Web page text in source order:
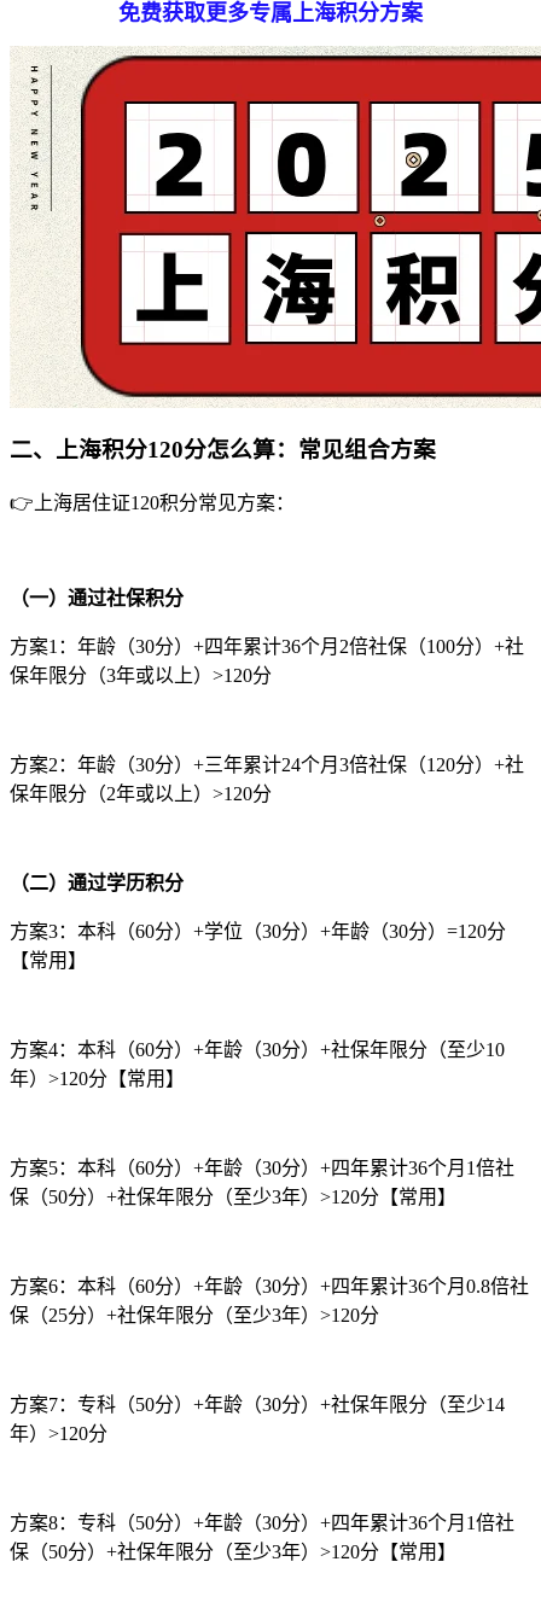
免费获取更多专属上海积分方案
二、上海积分120分怎么算：常见组合方案
👉上海居住证120积分常见方案：
（一）通过社保积分
方案1：年龄（30分）+四年累计36个月2倍社保（100分）+社
保年限分（3年或以上）>120分
方案2：年龄（30分）+三年累计24个月3倍社保（120分）+社
保年限分（2年或以上）>120分
（二）通过学历积分
方案3：本科（60分）+学位（30分）+年龄（30分）=120分
【常用】
方案4：本科（60分）+年龄（30分）+社保年限分（至少10
年）>120分【常用】
方案5：本科（60分）+年龄（30分）+四年累计36个月1倍社
保（50分）+社保年限分（至少3年）>120分【常用】
方案6：本科（60分）+年龄（30分）+四年累计36个月0.8倍社
保（25分）+社保年限分（至少3年）>120分
方案7：专科（50分）+年龄（30分）+社保年限分（至少14
年）>120分
方案8：专科（50分）+年龄（30分）+四年累计36个月1倍社
保（50分）+社保年限分（至少3年）>120分【常用】